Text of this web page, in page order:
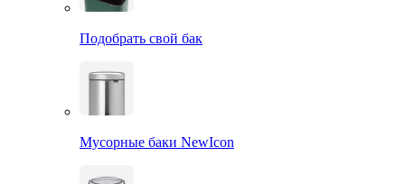
Подобрать свой бак
Мусорные баки NewIcon